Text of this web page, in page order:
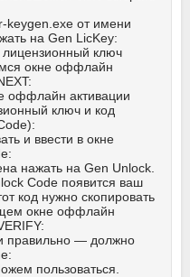
keygen.exe от имени
на Gen LicKey:
ключ
окне оффлайн
оффлайн активации
ключ и код
и ввести в окне
нажать на Gen Unlock.
Code появится ваш
код нужно скопировать
окне оффлайн
правильно — должно
пользоваться.